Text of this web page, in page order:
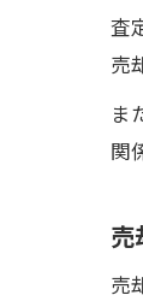
査
売
ま
関
売
売